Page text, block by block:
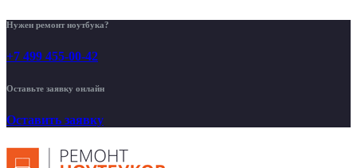
Нужен ремонт ноутбука?
+7 499 455-00-42
Оставьте заявку онлайн
Оставить заявку